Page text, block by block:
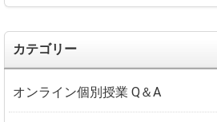
カテゴリー
オンライン個別授業 Q＆A